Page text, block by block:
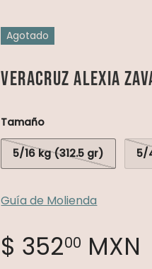
Agotado
Veracruz Alexia
Tamaño
5/16 kg (312.5 gr) 5/
Guía de Molienda
$ 35200 MXN